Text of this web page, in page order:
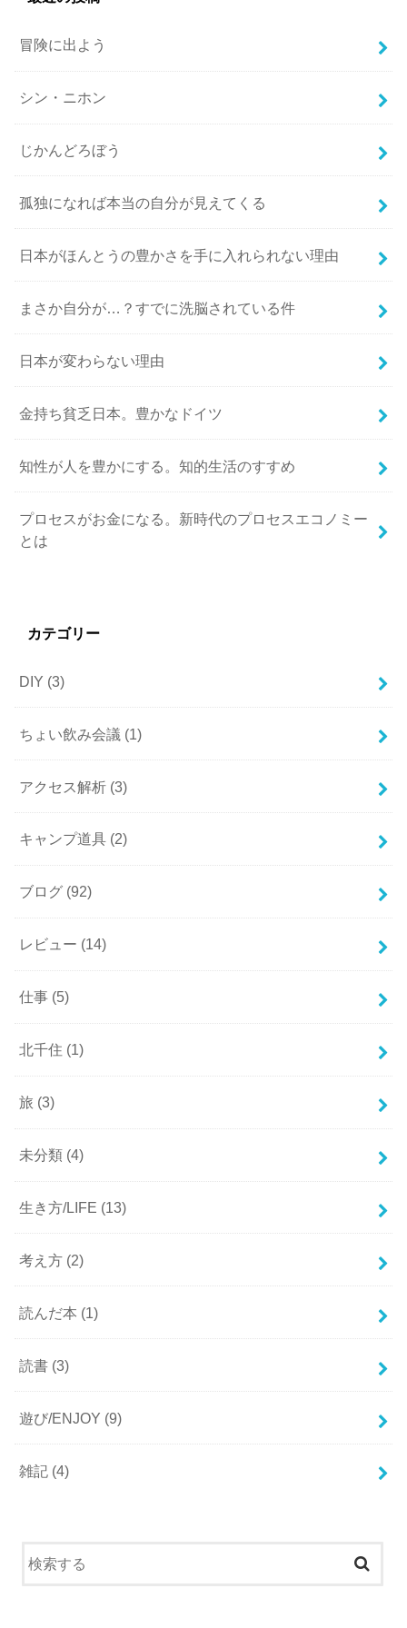
冒険に出よう
シン・ニホン
じかんどろぼう
孤独になれば本当の自分が見えてくる
日本がほんとうの豊かさを手に入れられない理由
まさか自分が…？すでに洗脳されている件
日本が変わらない理由
金持ち貧乏日本。豊かなドイツ
知性が人を豊かにする。知的生活のすすめ
プロセスがお金になる。新時代のプロセスエコノミー
とは
カテゴリー
DIY (3)
ちょい飲み会議 (1)
アクセス解析 (3)
キャンプ道具 (2)
ブログ (92)
レビュー (14)
仕事 (5)
北千住 (1)
旅 (3)
未分類 (4)
生き方/LIFE (13)
考え方 (2)
読んだ本 (1)
読書 (3)
遊び/ENJOY (9)
雑記 (4)